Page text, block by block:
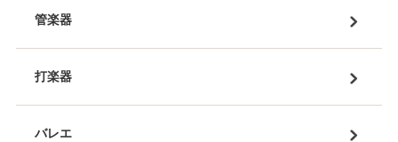
管楽器
打楽器
バレエ